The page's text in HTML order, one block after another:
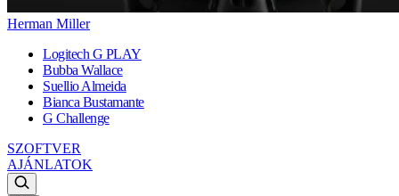
Herman Miller
Logitech G PLAY
Bubba Wallace
Suellio Almeida
Bianca Bustamante
G Challenge
SZOFTVER
AJÁNLATOK